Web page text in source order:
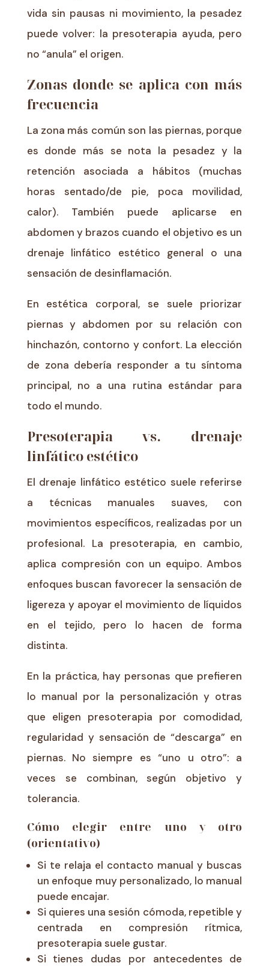
vida sin pausas ni movimiento, la pesadez
puede volver: la presoterapia ayuda, pero
no “anula” el origen.
Zonas donde se aplica con más
frecuencia
La zona más común son las piernas, porque
es donde más se nota la pesadez y la
retención asociada a hábitos (muchas
horas sentado/de pie, poca movilidad,
calor). También puede aplicarse en
abdomen y brazos cuando el objetivo es un
drenaje linfático estético general o una
sensación de desinflamación.
En estética corporal, se suele priorizar
piernas y abdomen por su relación con
hinchazón, contorno y confort. La elección
de zona debería responder a tu síntoma
principal, no a una rutina estándar para
todo el mundo.
Presoterapia vs. drenaje
linfático estético
El drenaje linfático estético suele referirse
a técnicas manuales suaves, con
movimientos específicos, realizadas por un
profesional. La presoterapia, en cambio,
aplica compresión con un equipo. Ambos
enfoques buscan favorecer la sensación de
ligereza y apoyar el movimiento de líquidos
en el tejido, pero lo hacen de forma
distinta.
En la práctica, hay personas que prefieren
lo manual por la personalización y otras
que eligen presoterapia por comodidad,
regularidad y sensación de “descarga” en
piernas. No siempre es “uno u otro”: a
veces se combinan, según objetivo y
tolerancia.
Cómo elegir entre uno y otro
(orientativo)
Si te relaja el contacto manual y buscas
un enfoque muy personalizado, lo manual
puede encajar.
Si quieres una sesión cómoda, repetible y
centrada en compresión rítmica,
presoterapia suele gustar.
Si tienes dudas por antecedentes de